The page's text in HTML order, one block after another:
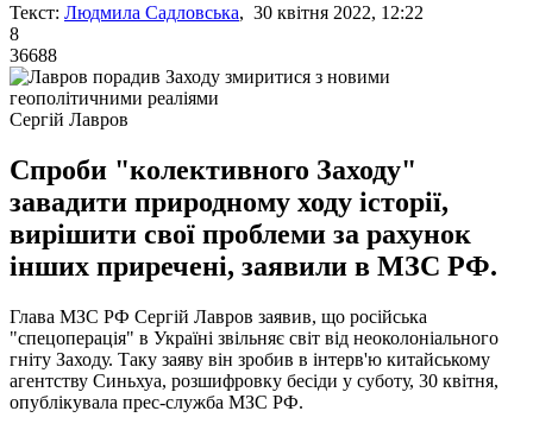
Текст: Людмила Садловська, 30 квітня 2022, 12:22
8
36688
Сергій Лавров
Спроби "колективного Заходу"
завадити природному ходу історії,
вирішити свої проблеми за рахунок
інших приречені, заявили в МЗС РФ.
Глава МЗС РФ Сергій Лавров заявив, що російська
"спецоперація" в Україні звільняє світ від неоколоніального
гніту Заходу. Таку заяву він зробив в інтерв'ю китайському
агентству Синьхуа, розшифровку бесіди у суботу, 30 квітня,
опублікувала прес-служба МЗС РФ.